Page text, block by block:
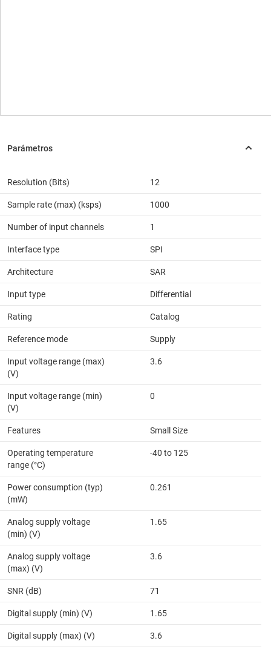
Resolution (Bits) 12
Sample rate (max) (ksps) 1000
Number of input channels 1
Interface type SPI
Architecture SAR
Input type Differential
Rating Catalog
Reference mode Supply
Input voltage range (max)
(V)
3.6
Input voltage range (min)
(V)
0
Features Small Size
Operating temperature
range (°C)
-40 to 125
Power consumption (typ)
(mW)
0.261
Analog supply voltage
(min) (V)
1.65
Analog supply voltage
(max) (V)
3.6
SNR (dB) 71
Digital supply (min) (V) 1.65
Digital supply (max) (V) 3.6